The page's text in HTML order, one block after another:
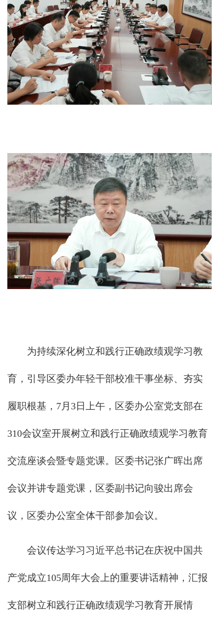
为持续深化树立和践行正确政绩观学习教
育，引导区委办年轻干部校准干事坐标、夯实
履职根基，7月3日上午，区委办公室党支部在
310会议室开展树立和践行正确政绩观学习教育
交流座谈会暨专题党课。区委书记张广晖出席
会议并讲专题党课，区委副书记向骏出席会
议，区委办公室全体干部参加会议。
会议传达学习习近平总书记在庆祝中国共
产党成立105周年大会上的重要讲话精神，汇报
支部树立和践行正确政绩观学习教育开展情